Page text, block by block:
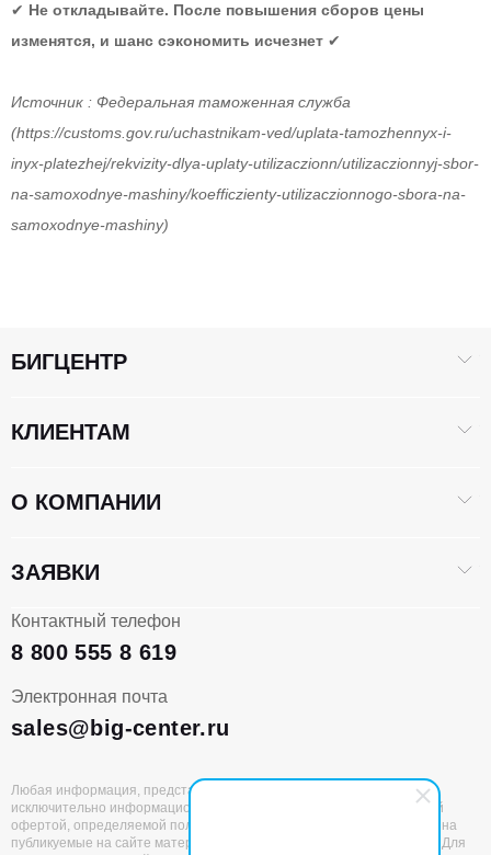
✔ Не откладывайте. После повышения сборов цены
изменятся, и шанс сэкономить исчезнет ✔
Источник : Федеральная таможенная служба
(https://customs.gov.ru/uchastnikam-ved/uplata-tamozhennyx-i-
inyx-platezhej/rekvizity-dlya-uplaty-utilizaczionn/utilizaczionnyj-sbor-
na-samoxodnye-mashiny/koefficzienty-utilizaczionnogo-sbora-na-
samoxodnye-mashiny)
Контактный телефон
8 800 555 8 619
Электронная почта
sales@big-center.ru
БИГЦЕНТР
КЛИЕНТАМ
О КОМПАНИИ
ЗАЯВКИ
Любая информация, представленная на данном сайте, носит
исключительно информационный характер и не является публичной
офертой, определяемой положениями статьи 437 ГК РФ. Все права на
публикуемые на сайте материалы принадлежат ООО «БИГЦЕНТР». Для